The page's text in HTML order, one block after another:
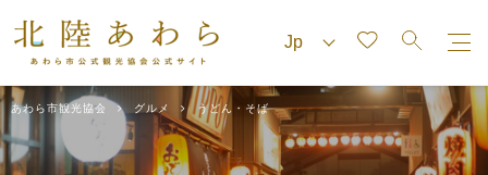
あわら市観光協会 グルメ うどん・そば